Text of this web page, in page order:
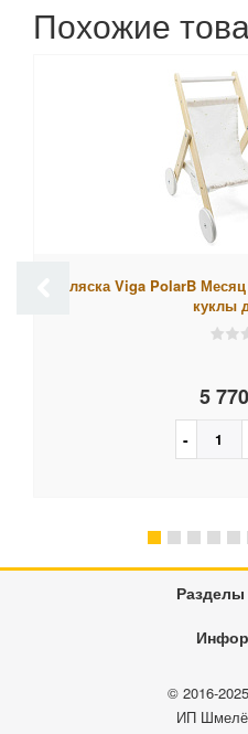
Похожие
Коляска Viga PolarB
куклы
5
Разделы
© 2016-2025
ИП